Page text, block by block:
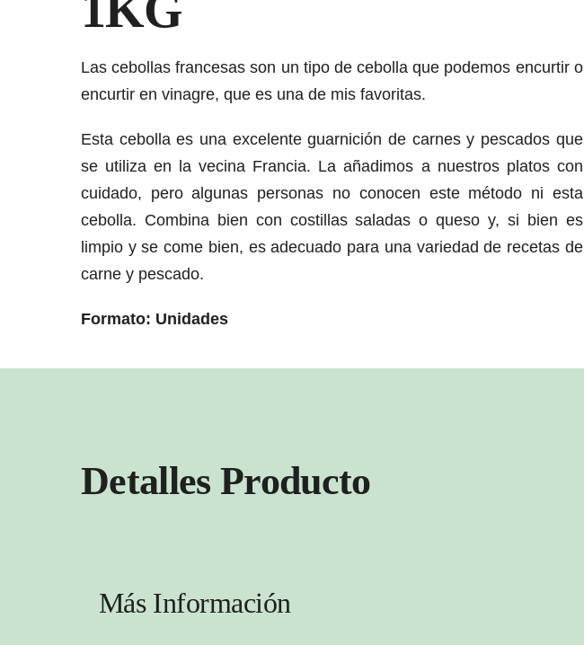
Las cebollas francesas son un tipo de cebolla que podemos encurtir o
encurtir en vinagre, que es una de mis favoritas.
Esta cebolla es una excelente guarnición de carnes y pescados que
se utiliza en la vecina Francia. La añadimos a nuestros platos con
cuidado, pero algunas personas no conocen este método ni esta
cebolla. Combina bien con costillas saladas o queso y, si bien es
limpio y se come bien, es adecuado para una variedad de recetas de
carne y pescado.
Formato: Unidades
Detalles Producto
Más Información